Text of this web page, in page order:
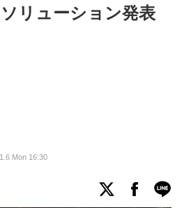
リューション発表
Mon 16:30